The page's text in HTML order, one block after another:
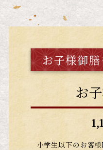
お子様御
お
小学生以下のお客